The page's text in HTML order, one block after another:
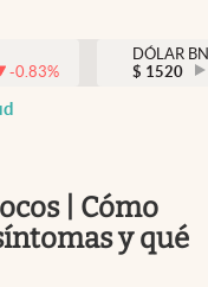
México
-0.83%
DÓLAR
$ 1520
| Cómo
y qué